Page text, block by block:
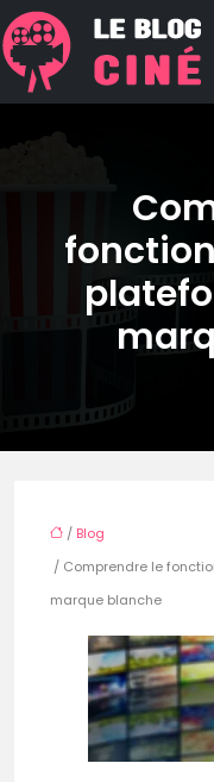
/ Blog
/ Comprendre le
marque blanche